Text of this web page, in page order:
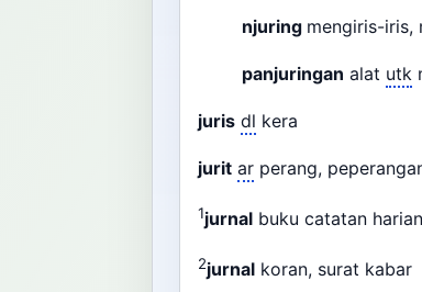
njuring mengiris-iris,
panjuringan alat utk
juris dl kera
jurit ar perang,
1jurnal buku catatan harian
2jurnal koran, surat kabar